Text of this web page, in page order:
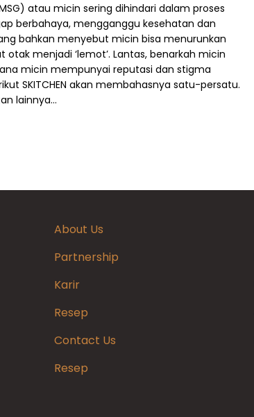
atau micin sering dihindari dalam proses
berbahaya, mengganggu kesehatan dan
bahkan menyebut micin bisa menurunkan
menjadi ‘lemot’. Lantas, benarkah micin
micin mempunyai reputasi dan stigma
SKITCHEN akan membahasnya satu-persatu.
lainnya…
About Us
Partnership
Karir
Resep
Contact Us
Resep